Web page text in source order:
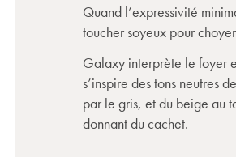
Quand l’expressivité
toucher soyeux pour
Galaxy interprète le foyer
s’inspire des tons neutres
par le gris, et du beige au
donnant du cachet.